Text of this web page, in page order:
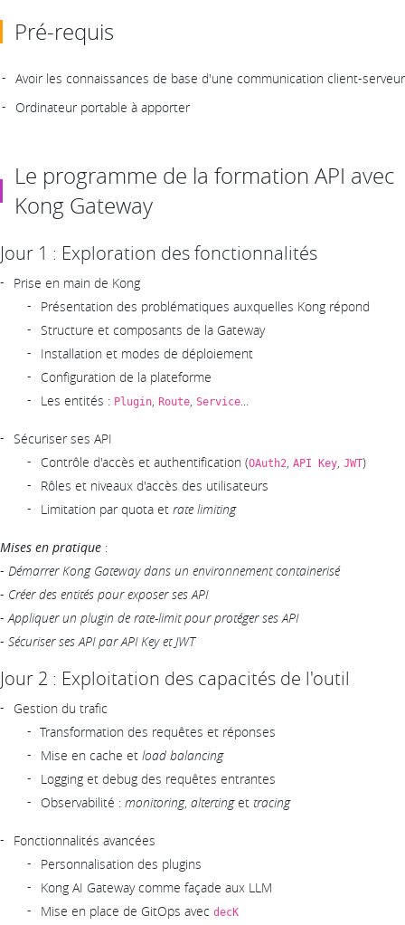
Pré-requis
Avoir les connaissances de base d'une communication client-serveur
Ordinateur portable à apporter
Le programme de la formation API avec
Kong Gateway
Jour 1 : Exploration des fonctionnalités
Prise en main de Kong
Présentation des problématiques auxquelles Kong répond
Structure et composants de la Gateway
Installation et modes de déploiement
Configuration de la plateforme
Les entités : Plugin, Route, Service...
Sécuriser ses API
Contrôle d'accès et authentification (OAuth2, API Key, JWT)
Rôles et niveaux d'accès des utilisateurs
Limitation par quota et rate limiting
Mises en pratique :
- Démarrer Kong Gateway dans un environnement containerisé
- Créer des entités pour exposer ses API
-Appliquer un plugin de rate-limit pour protéger ses API
- Sécuriser ses API par API Key et JWT
Jour 2 : Exploitation des capacités de l'outil
Gestion du trafic
Transformation des requêtes et réponses
Mise en cache et load balancing
Logging et debug des requêtes entrantes
Observabilité : monitoring, altertinget tracing
Fonctionnalités avancées
Personnalisation des plugins
Kong AI Gateway comme façade aux LLM
Mise en place de GitOps avec decK